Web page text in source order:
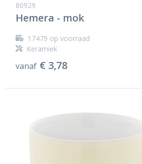
80929
Hemera - mok
17479 op voorraad
Keramiek
vanaf € 3,78